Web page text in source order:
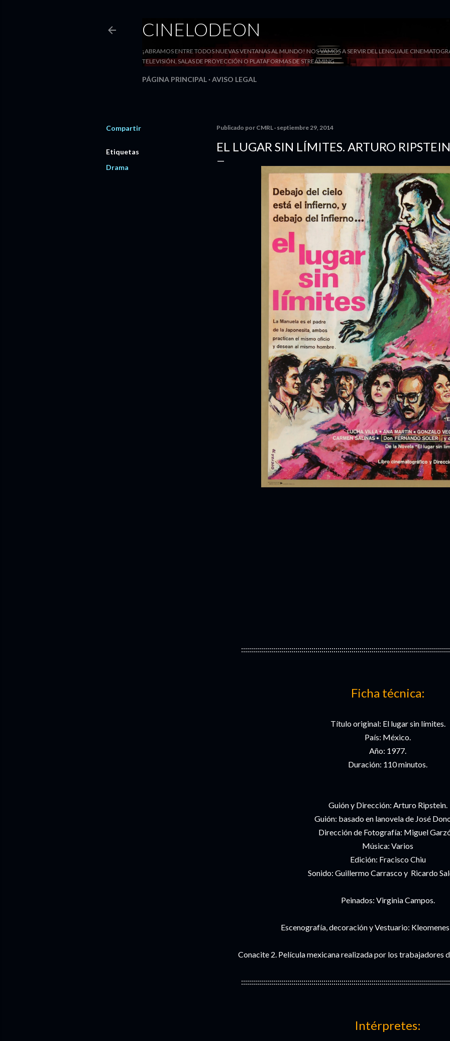
CINELODEON
¡ABRAMOS ENTRE TODOS NUEVAS VENTANAS AL MUNDO! NOS VAMOS A SERVIR DEL LENGUAJE
TELEVISIÓN, SALAS DE PROYECCIÓN O PLATAFORMAS DE STREAMING
PÁGINA PRINCIPAL AVISO LEGAL
Compartir
Etiquetas
Drama
Publicado por CMRL septiembre 29, 2014
EL LUGAR SIN LÍMITES. ARTURO RIPSTEIN
Ficha técnica:
Título original: El lugar sin límites.
País: México.
Año: 1977.
Duración: 110 minutos.
Guión y Dirección: Arturo Ripstein.
Guión: basado en lanovela de José
Dirección de Fotografía: Miguel
Música: Varios
Edición: Fracisco Chiu
Sonido: Guillermo Carrasco y Ricardo
Peinados: Virginia Campos.
Escenografía, decoración y Vestuario:
Conacite 2. Película mexicana realizada por los trabajadores
Intérpretes: